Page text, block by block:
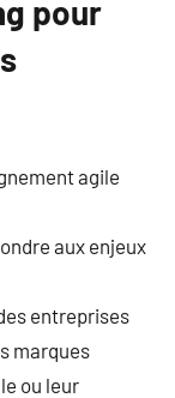
pour
agile
aux enjeux
entreprises
marques
ou leur